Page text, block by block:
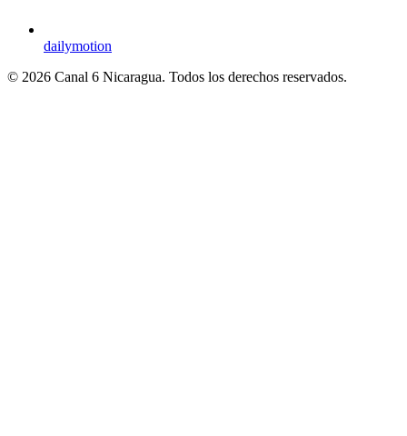
dailymotion
© 2026 Canal 6 Nicaragua. Todos los derechos reservados.